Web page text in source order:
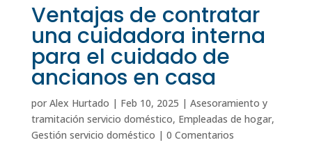
Ventajas de contratar
una cuidadora interna
para el cuidado de
ancianos en casa
por Alex Hurtado | Feb 10, 2025 | Asesoramiento y
tramitación servicio doméstico, Empleadas de hogar,
Gestión servicio doméstico | 0 Comentarios